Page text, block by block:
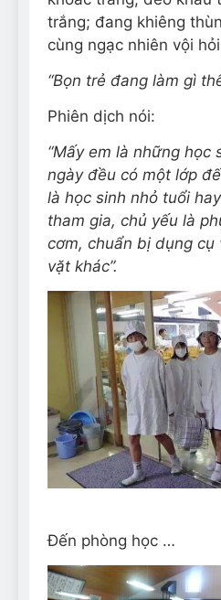
trắng; đang khiêng
cùng ngạc nhiên vội
“Bọn trẻ đang làm gì
Phiên dịch nói:
“Mấy em là những học
ngày đều có một lớp
là học sinh nhỏ tuổi
tham gia, chủ yếu là
cơm, chuẩn bị dụng cụ
vặt khác”.
Đến phòng học …